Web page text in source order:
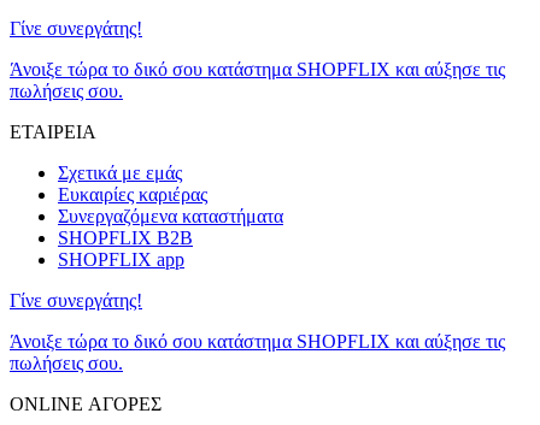
Γίνε συνεργάτης!
Άνοιξε τώρα το δικό σου κατάστημα SHOPFLIX και αύξησε τις
πωλήσεις σου.
ΕΤΑΙΡΕΙΑ
Σχετικά με εμάς
Ευκαιρίες καριέρας
Συνεργαζόμενα καταστήματα
SHOPFLIX B2B
SHOPFLIX app
Γίνε συνεργάτης!
Άνοιξε τώρα το δικό σου κατάστημα SHOPFLIX και αύξησε τις
πωλήσεις σου.
ONLINE ΑΓΟΡΕΣ